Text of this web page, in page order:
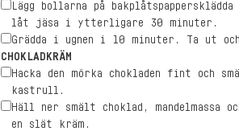
Lägg bollarna på
låt jäsa i ytterligare 30 minuter.
Grädda i ugnen i 10 minuter. Ta ut
CHOKLADKRÄM
Hacka den mörka chokladen fint
kastrull.
Häll ner smält choklad, mandelmassa
en slät kräm.